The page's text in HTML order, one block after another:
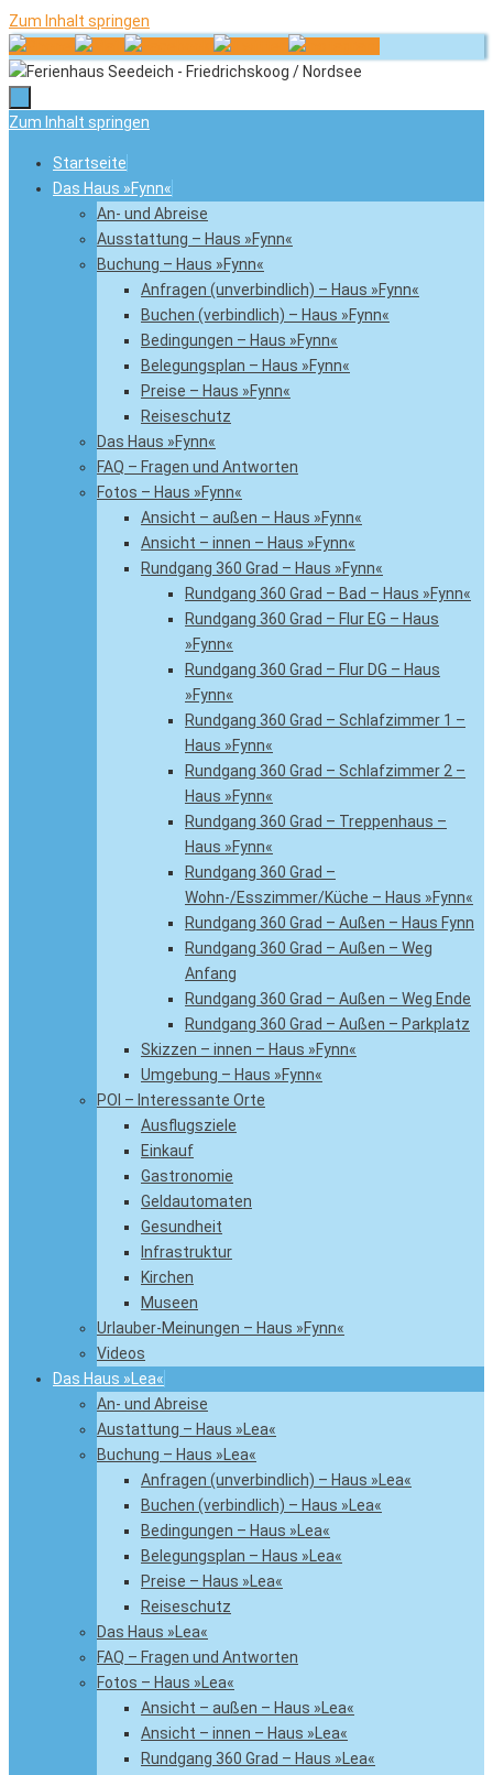
Zum Inhalt springen
Zum Inhalt springen
Startseite
Das Haus »Fynn«
An- und Abreise
Ausstattung – Haus »Fynn«
Buchung – Haus »Fynn«
Anfragen (unverbindlich) – Haus »Fynn«
Buchen (verbindlich) – Haus »Fynn«
Bedingungen – Haus »Fynn«
Belegungsplan – Haus »Fynn«
Preise – Haus »Fynn«
Reiseschutz
Das Haus »Fynn«
FAQ – Fragen und Antworten
Fotos – Haus »Fynn«
Ansicht – außen – Haus »Fynn«
Ansicht – innen – Haus »Fynn«
Rundgang 360 Grad – Haus »Fynn«
Rundgang 360 Grad – Bad – Haus »Fynn«
Rundgang 360 Grad – Flur EG – Haus
»Fynn«
Rundgang 360 Grad – Flur DG – Haus
»Fynn«
Rundgang 360 Grad – Schlafzimmer 1 –
Haus »Fynn«
Rundgang 360 Grad – Schlafzimmer 2 –
Haus »Fynn«
Rundgang 360 Grad – Treppenhaus –
Haus »Fynn«
Rundgang 360 Grad –
Wohn-/Esszimmer/Küche – Haus »Fynn«
Rundgang 360 Grad – Außen – Haus Fynn
Rundgang 360 Grad – Außen – Weg
Anfang
Rundgang 360 Grad – Außen – Weg Ende
Rundgang 360 Grad – Außen – Parkplatz
Skizzen – innen – Haus »Fynn«
Umgebung – Haus »Fynn«
POI – Interessante Orte
Ausflugsziele
Einkauf
Gastronomie
Geldautomaten
Gesundheit
Infrastruktur
Kirchen
Museen
Urlauber-Meinungen – Haus »Fynn«
Videos
Das Haus »Lea«
An- und Abreise
Austattung – Haus »Lea«
Buchung – Haus »Lea«
Anfragen (unverbindlich) – Haus »Lea«
Buchen (verbindlich) – Haus »Lea«
Bedingungen – Haus »Lea«
Belegungsplan – Haus »Lea«
Preise – Haus »Lea«
Reiseschutz
Das Haus »Lea«
FAQ – Fragen und Antworten
Fotos – Haus »Lea«
Ansicht – außen – Haus »Lea«
Ansicht – innen – Haus »Lea«
Rundgang 360 Grad – Haus »Lea«